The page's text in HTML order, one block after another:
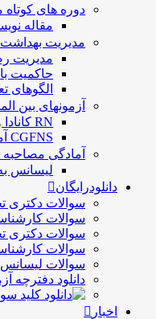
دوره های
مقاله
مدیریت
مديريت
حاكميت
الگوهای
آزمونهای بین
RN کانادا و استرالیا
CGFNS آمریکا
آمادگی
لیسانس
دانلودرایگان
سوالات
سوالات
سوالات
سوالات
سوالات
دانلود دفترچه
اخبار